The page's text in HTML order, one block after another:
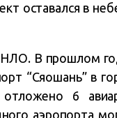
оставался в
В прошлом
“Сяошань” в
6
аэропорта